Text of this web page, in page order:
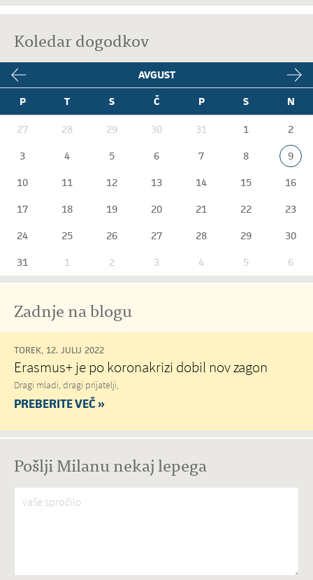
Koledar dogodkov
AVGUST
P
T S Č P S N
27 28 29 30 31 1
2
3
4 5 6 7 8
9
10
11 12 13 14 15
16
17
18 19 20 21 22
23
24
25 26 27 28 29
30
31
1 2 3 4 5 6
Zadnje na blogu
TOREK, 12. JULIJ 2022
Erasmus+ je po koronakrizi dobil nov zagon
Dragi mladi, dragi prijatelji,
PREBERITE VEČ »
Pošlji Milanu nekaj lepega
Vaše spročilo*